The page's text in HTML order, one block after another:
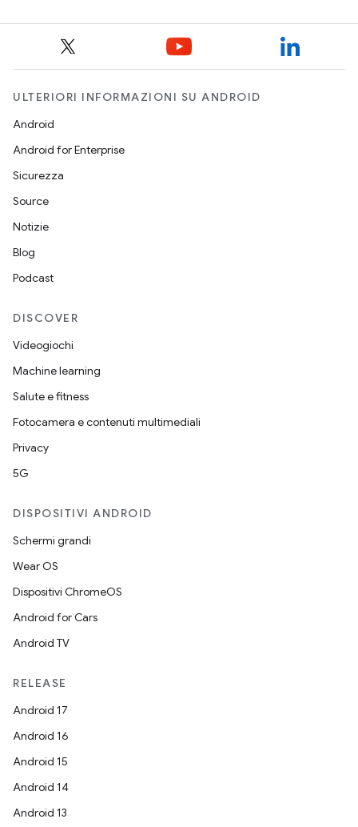
ULTERIORI INFORMAZIONI SU ANDROID
Android
Android for Enterprise
Sicurezza
Source
Notizie
Blog
Podcast
DISCOVER
Videogiochi
Machine learning
Salute e fitness
Fotocamera e contenuti multimediali
Privacy
5G
DISPOSITIVI ANDROID
Schermi grandi
Wear OS
Dispositivi ChromeOS
Android for Cars
Android TV
RELEASE
Android 17
Android 16
Android 15
Android 14
Android 13